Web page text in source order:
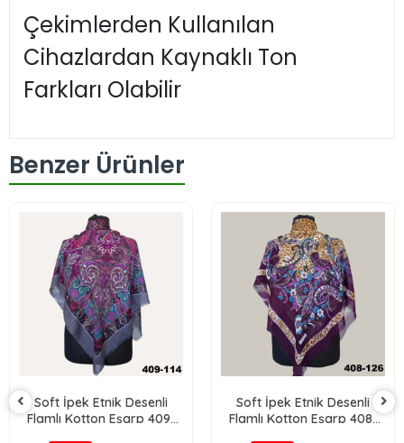
Çekimlerden Kullanılan
Cihazlardan Kaynaklı Ton
Farkları Olabilir
Benzer Ürünler
Soft İpek Etnik Desenli
Flamlı Kotton Eşarp 409-
Soft İpek Etnik Desenli
Flamlı Kotton Eşarp 408-